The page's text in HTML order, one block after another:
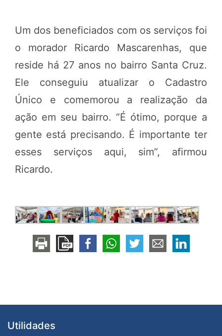
Um dos beneficiados com os serviços foi
o morador Ricardo Mascarenhas, que
reside há 27 anos no bairro Santa Cruz.
Ele conseguiu atualizar o Cadastro
Único e comemorou a realização da
ação em seu bairro. “É ótimo, porque a
gente está precisando. É importante ter
esses serviços aqui, sim”, afirmou
Ricardo.
Utilidades